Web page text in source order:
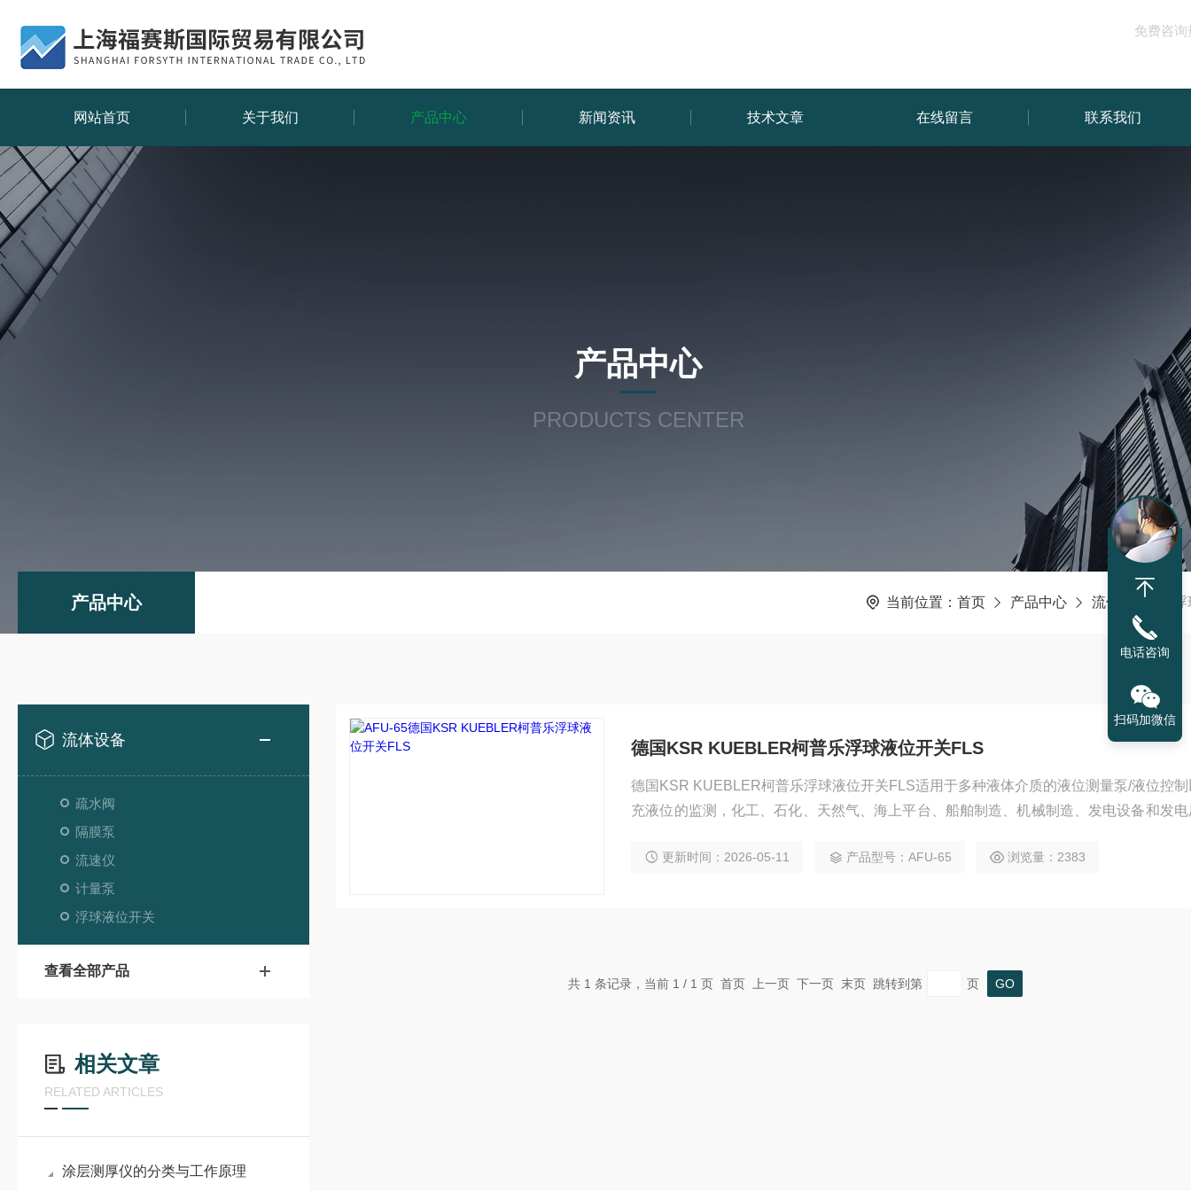
免费咨询
网站首页 关于我们 产品中心 新闻资讯 技术文章 在线留言 联系我们
产品中心
PRODUCTS CENTER
产品中心 当前位置： 首页 产品中心 流体设备
流体设备
疏水阀
隔膜泵
流速仪
计量泵
浮球液位开关
查看全部产品
相关文章
RELATED ARTICLES
涂层测厚仪的分类与工作原理
德国KSR KUEBLER柯普乐浮球液位开关FLS
德国KSR KUEBLER柯普乐浮球液位开关FLS适用于多种液体介质的液位测量泵/液位控
充液位的监测，化工、石化、天然气、海上平台、船舶制造、机械制造、发电设备和发
更新时间：2026-05-11 产品型号：AFU-65 浏览量：2383
共 1 条记录，当前 1 / 1 页 首页 上一页 下一页 末页 跳转到第 页
电话咨询
扫码加微信